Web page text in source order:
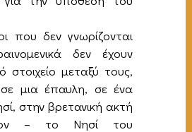
που δεν γνωρίζονται
δεν έχουν
στοιχείο μεταξύ τους,
σε μια έπαυλη, σε ένα
στην βρετανική ακτή
– το Νησί του